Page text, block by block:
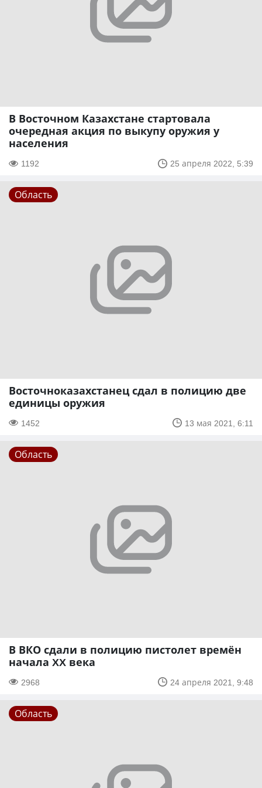
В Восточном Казахстане стартовала
очередная акция по выкупу оружия у
населения
1192 25 апреля 2022, 5:39
Область
Восточноказахстанец сдал в полицию две
единицы оружия
1452 13 мая 2021, 6:11
Область
В ВКО сдали в полицию пистолет времён
начала XX века
2968 24 апреля 2021, 9:48
Область